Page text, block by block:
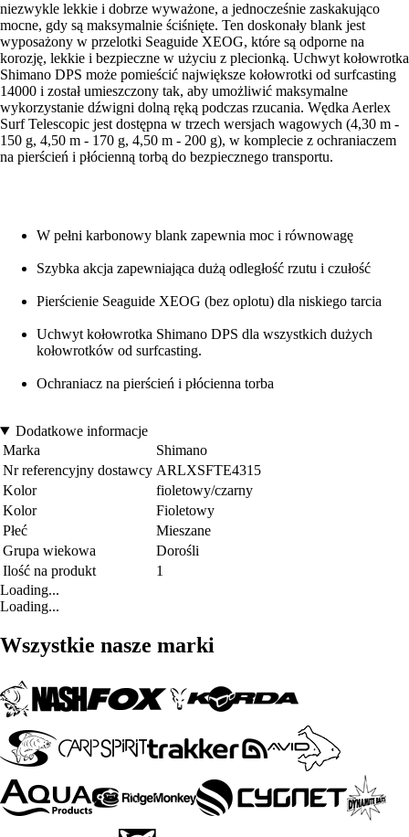
niezwykle lekkie i dobrze wyważone, a jednocześnie zaskakująco
mocne, gdy są maksymalnie ściśnięte. Ten doskonały blank jest
wyposażony w przelotki Seaguide XEOG, które są odporne na
korozję, lekkie i bezpieczne w użyciu z plecionką. Uchwyt kołowrotka
Shimano DPS może pomieścić największe kołowrotki od surfcasting
14000 i został umieszczony tak, aby umożliwić maksymalne
wykorzystanie dźwigni dolną ręką podczas rzucania. Wędka Aerlex
Surf Telescopic jest dostępna w trzech wersjach wagowych (4,30 m -
150 g, 4,50 m - 170 g, 4,50 m - 200 g), w komplecie z ochraniaczem
na pierścień i płócienną torbą do bezpiecznego transportu.
W pełni karbonowy blank zapewnia moc i równowagę
Szybka akcja zapewniająca dużą odległość rzutu i czułość
Pierścienie Seaguide XEOG (bez oplotu) dla niskiego tarcia
Uchwyt kołowrotka Shimano DPS dla wszystkich dużych
kołowrotków od surfcasting.
Ochraniacz na pierścień i płócienna torba
Dodatkowe informacje
Marka
Shimano
Nr referencyjny dostawcy ARLXSFTE4315
Kolor
fioletowy/czarny
Kolor
Fioletowy
Płeć
Mieszane
Grupa wiekowa
Dorośli
Ilość na produkt
1
Loading...
Loading...
Wszystkie nasze marki